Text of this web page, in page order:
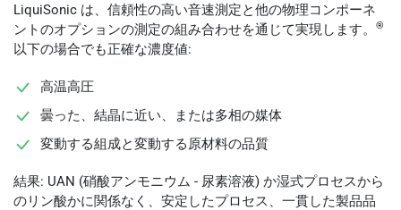
LiquiSonic は、信頼性の高い音速測定と他の物理コンポーネ
ントのオプションの測定の組み合わせを通じて実現します。
®
以下の場合でも正確な濃度値:
高温高圧
曇った、結晶に近い、または多相の媒体
変動する組成と変動する原材料の品質
結果: UAN (硝酸アンモニウム - 尿素溶液) か湿式プロセスから
のリン酸かに関係なく、安定したプロセス、一貫した製品品